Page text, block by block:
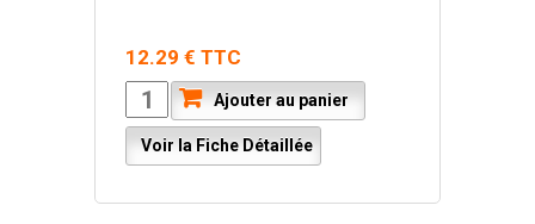
12.29 € TTC
Ajouter au panier
Voir la Fiche Détaillée